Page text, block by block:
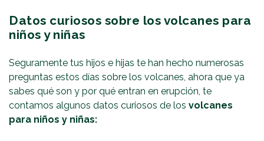
Datos curiosos sobre los volcanes para
niños y niñas
Seguramente tus hijos e hijas te han hecho numerosas
preguntas estos días sobre los volcanes, ahora que ya
sabes qué son y por qué entran en erupción, te
contamos algunos datos curiosos de los volcanes
para niños y niñas: